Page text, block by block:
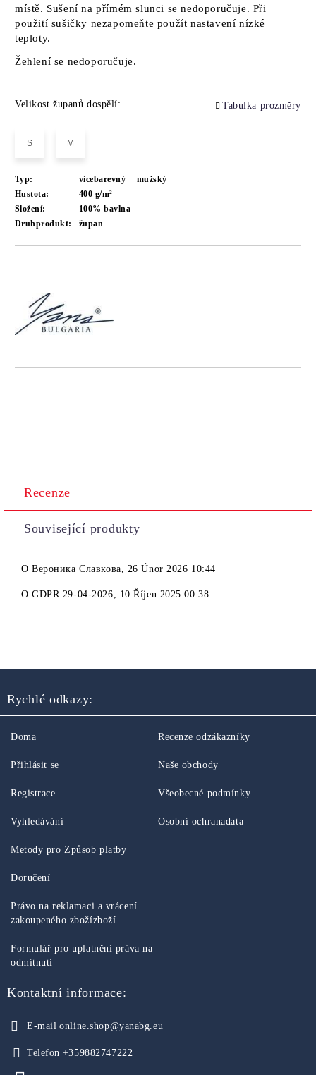
místě. Sušení na přímém slunci se nedoporučuje. Při
použití sušičky nezapomeňte použít nastavení nízké
teploty.
Žehlení se nedoporučuje.
Velikost županů dospělí: Tabulka prozměry
S M
Typ: vícebarevný
mužský
Hustota:
400 g/m²
Složení:
100% bavlna
Druhprodukt:
župan
Recenze
Související produkty
OВероника Славкова, 26 Únor 2026 10:44
OGDPR 29-04-2026, 10 Říjen 2025 00:38
Rychlé odkazy:
Doma
Přihlásit se
Registrace
Vyhledávání
Recenze odzákazníky
Naše obchody
Všeobecné podmínky
Osobní ochranadata
Metody pro Způsob platby
Doručení
Právo na reklamaci a vrácení
zakoupeného zbožízboží
Formulář pro uplatnění práva na
odmítnutí
Kontaktní informace:
E-mail online.shop@yanabg.eu
Telefon +359882747222